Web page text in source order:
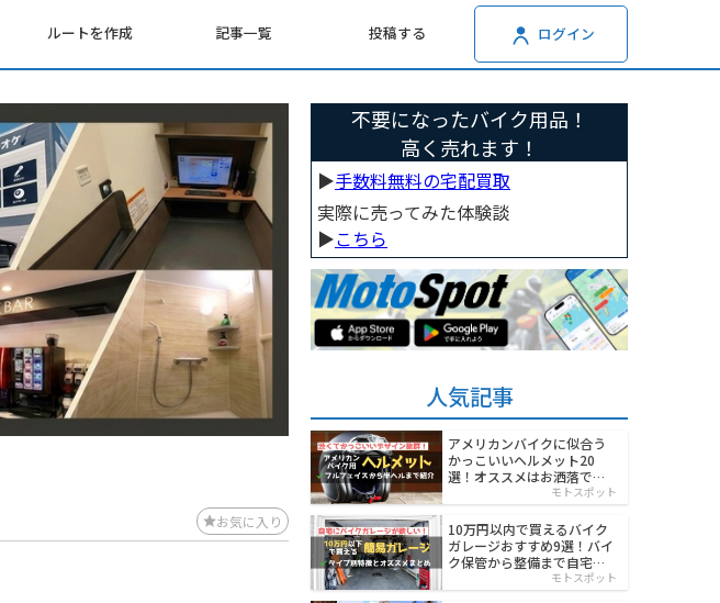
ルートを作成 記事一覧 投稿する ログイン
お気に入り
不要になったバイク用品！
高く売れます！
▶︎手数料無料の宅配買取
実際に売ってみた体験談
▶︎こちら
人気記事
アメリカンバイクに似合う
かっこいいヘルメット20
選！オススメはお洒落でワ
モトスポット
10万円以内で買えるバイク
ガレージおすすめ9選！バイ
ク保管から整備まで自宅で
モトスポット